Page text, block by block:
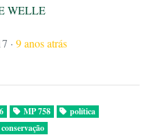
WELLE
· 9 anos atrás
MP 758
política